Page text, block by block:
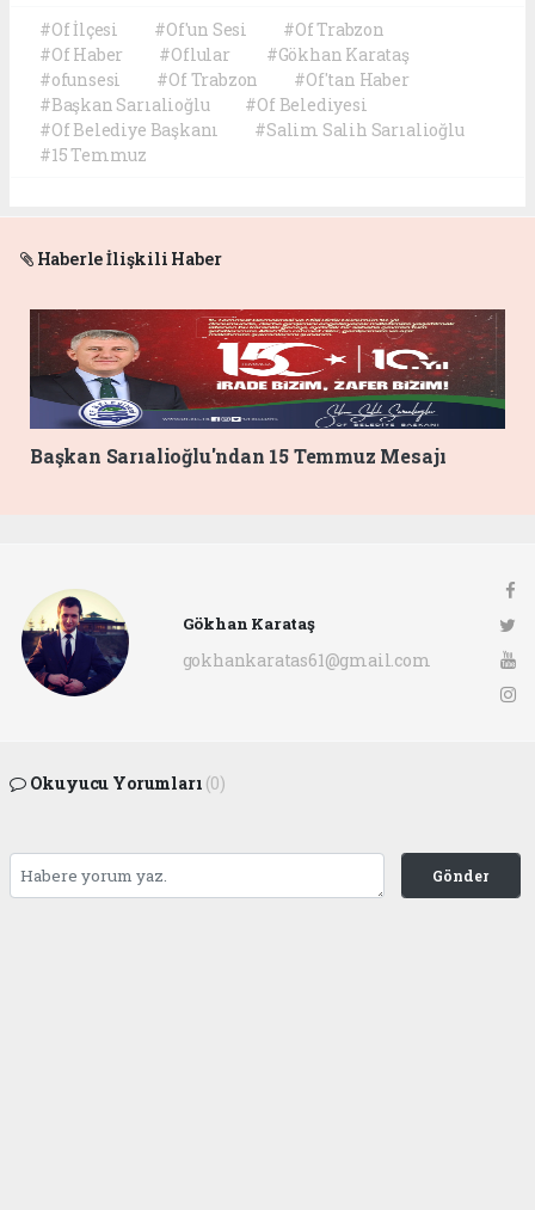
#Of İlçesi #Of'un Sesi
#Of Trabzon
#Of Haber
#Oflular
#Gökhan Karataş
#ofunsesi
#Of Trabzon
#Of'tan Haber
#Başkan Sarıalioğlu
#Of Belediyesi
#Of Belediye Başkanı
#Salim Salih Sarıalioğlu
#15 Temmuz
Haberle İlişkili Haber
Başkan Sarıalioğlu'ndan 15 Temmuz Mesajı
Gökhan Karataş
gokhankaratas61@gmail.com
Okuyucu Yorumları (0)
Gönder